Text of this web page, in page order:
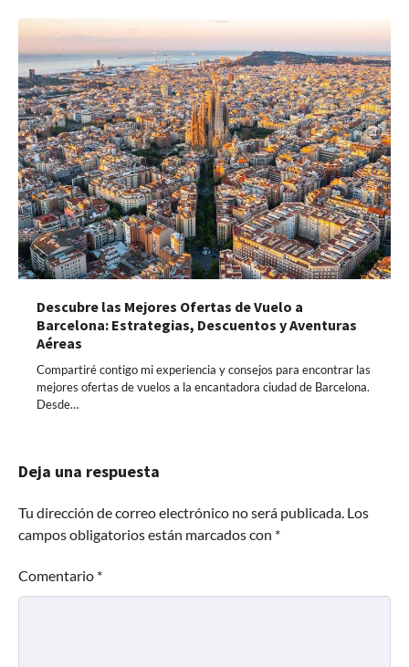
Descubre las Mejores Ofertas de Vuelo a
Barcelona: Estrategias, Descuentos y Aventuras
Aéreas
Compartiré contigo mi experiencia y consejos para encontrar las
mejores ofertas de vuelos a la encantadora ciudad de Barcelona.
Desde…
Deja una respuesta
Tu dirección de correo electrónico no será publicada. Los
campos obligatorios están marcados con *
Comentario *